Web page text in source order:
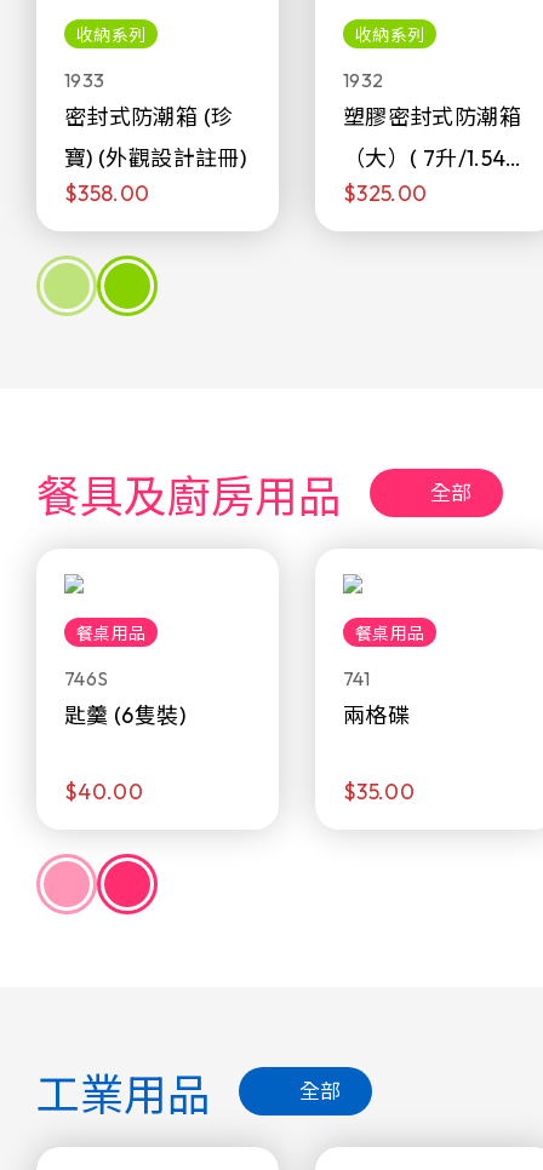
收納系列
1933
密封式防潮箱 (珍
寶) (外觀設計註冊)
$358.00
收納系列
1932
塑膠密封式防潮箱
（大）( 7升/1.54加
侖)
$325.00
餐具及廚房用品 全部
餐桌用品
746S
匙羹 (6隻裝)
$40.00
餐桌用品
741
兩格碟
$35.00
工業用品 全部